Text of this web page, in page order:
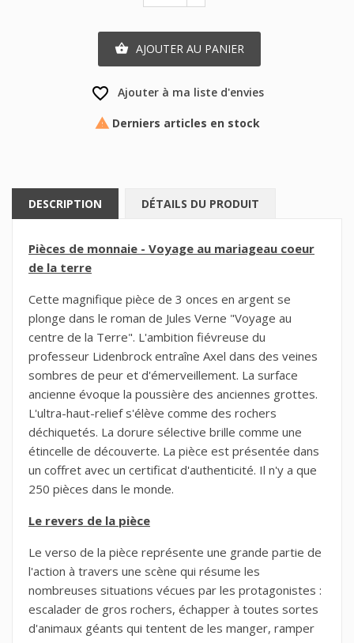
 AJOUTER AU PANIER
favorite_border Ajouter à ma liste d'envies
 Derniers articles en stock
DESCRIPTION DÉTAILS DU PRODUIT
Pièces de monnaie - Voyage au mariageau coeur
de la terre
Cette magnifique pièce de 3 onces en argent se
plonge dans le roman de Jules Verne "Voyage au
centre de la Terre". L'ambition fiévreuse du
professeur Lidenbrock entraîne Axel dans des veines
sombres de peur et d'émerveillement. La surface
ancienne évoque la poussière des anciennes grottes.
L'ultra-haut-relief s'élève comme des rochers
déchiquetés. La dorure sélective brille comme une
étincelle de découverte. La pièce est présentée dans
un coffret avec un certificat d'authenticité. Il n'y a que
250 pièces dans le monde.
Le revers de la pièce
Le verso de la pièce représente une grande partie de
l'action à travers une scène qui résume les
nombreuses situations vécues par les protagonistes :
escalader de gros rochers, échapper à toutes sortes
d'animaux géants qui tentent de les manger, ramper